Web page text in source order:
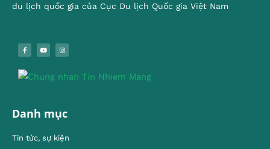
du lịch quốc gia của Cục Du lịch Quốc gia Việt Nam
Danh mục
Tin tức, sự kiện